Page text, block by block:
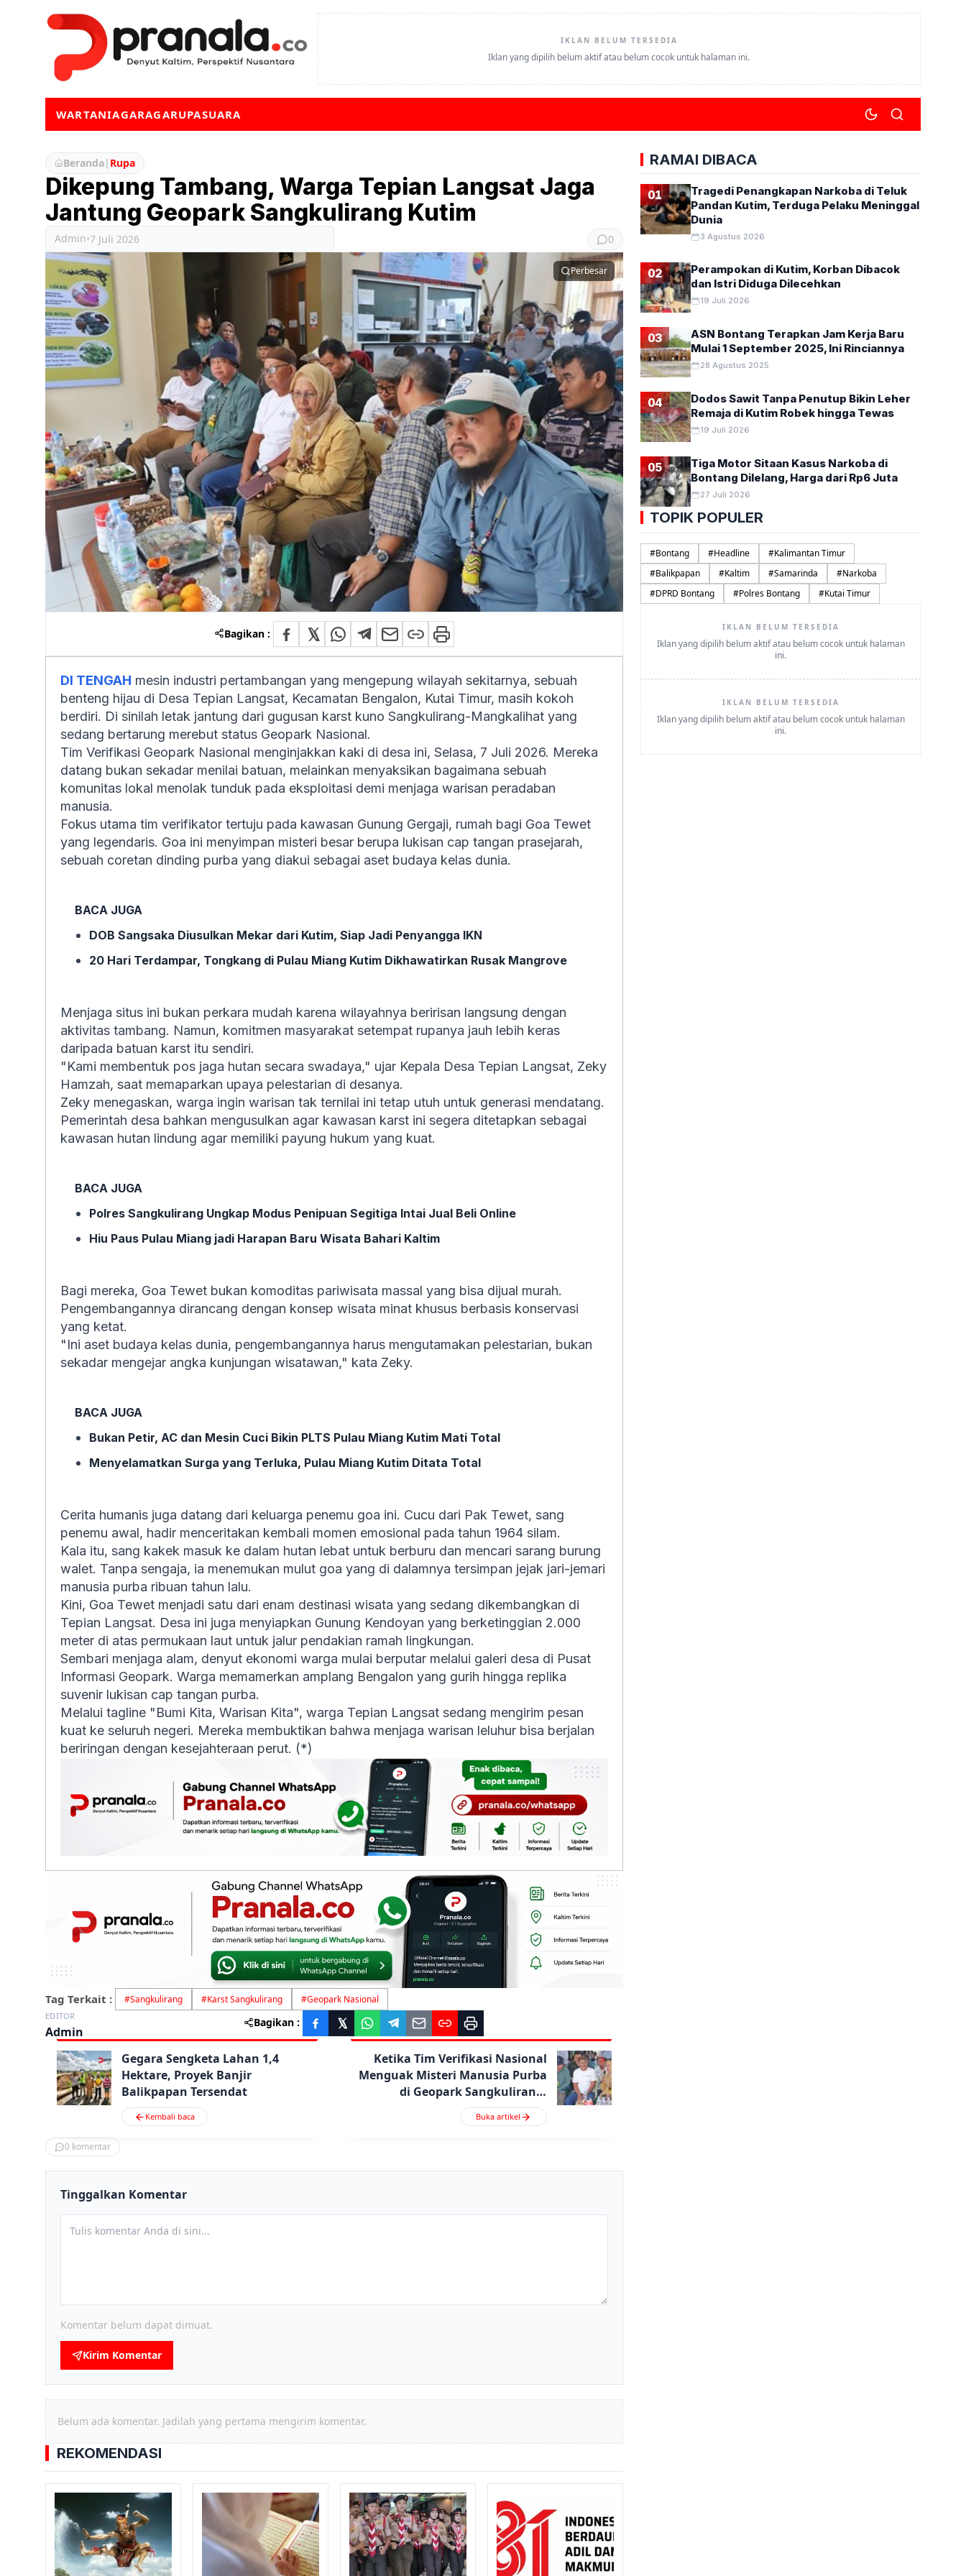
IKLAN BELUM TERSEDIA
Iklan yang dipilih belum aktif atau belum cocok untuk halaman ini.
WARTANIAGARAGARUPASUARA
Beranda| Rupa
Dikepung Tambang, Warga Tepian Langsat Jaga
Jantung Geopark Sangkulirang Kutim
Admin•7 Juli 2026 0
Perbesar
Bagikan :
DI TENGAH mesin industri pertambangan yang mengepung wilayah sekitarnya, sebuah
benteng hijau di Desa Tepian Langsat, Kecamatan Bengalon, Kutai Timur, masih kokoh
berdiri. Di sinilah letak jantung dari gugusan karst kuno Sangkulirang-Mangkalihat yang
sedang bertarung merebut status Geopark Nasional.
Tim Verifikasi Geopark Nasional menginjakkan kaki di desa ini, Selasa, 7 Juli 2026. Mereka
datang bukan sekadar menilai batuan, melainkan menyaksikan bagaimana sebuah
komunitas lokal menolak tunduk pada eksploitasi demi menjaga warisan peradaban
manusia.
Fokus utama tim verifikator tertuju pada kawasan Gunung Gergaji, rumah bagi Goa Tewet
yang legendaris. Goa ini menyimpan misteri besar berupa lukisan cap tangan prasejarah,
sebuah coretan dinding purba yang diakui sebagai aset budaya kelas dunia.
BACA JUGA
DOB Sangsaka Diusulkan Mekar dari Kutim, Siap Jadi Penyangga IKN
20 Hari Terdampar, Tongkang di Pulau Miang Kutim Dikhawatirkan Rusak Mangrove
Menjaga situs ini bukan perkara mudah karena wilayahnya beririsan langsung dengan
aktivitas tambang. Namun, komitmen masyarakat setempat rupanya jauh lebih keras
daripada batuan karst itu sendiri.
"Kami membentuk pos jaga hutan secara swadaya," ujar Kepala Desa Tepian Langsat, Zeky
Hamzah, saat memaparkan upaya pelestarian di desanya.
Zeky menegaskan, warga ingin warisan tak ternilai ini tetap utuh untuk generasi mendatang.
Pemerintah desa bahkan mengusulkan agar kawasan karst ini segera ditetapkan sebagai
kawasan hutan lindung agar memiliki payung hukum yang kuat.
BACA JUGA
Polres Sangkulirang Ungkap Modus Penipuan Segitiga Intai Jual Beli Online
Hiu Paus Pulau Miang jadi Harapan Baru Wisata Bahari Kaltim
Bagi mereka, Goa Tewet bukan komoditas pariwisata massal yang bisa dijual murah.
Pengembangannya dirancang dengan konsep wisata minat khusus berbasis konservasi
yang ketat.
"Ini aset budaya kelas dunia, pengembangannya harus mengutamakan pelestarian, bukan
sekadar mengejar angka kunjungan wisatawan," kata Zeky.
BACA JUGA
Bukan Petir, AC dan Mesin Cuci Bikin PLTS Pulau Miang Kutim Mati Total
Menyelamatkan Surga yang Terluka, Pulau Miang Kutim Ditata Total
Cerita humanis juga datang dari keluarga penemu goa ini. Cucu dari Pak Tewet, sang
penemu awal, hadir menceritakan kembali momen emosional pada tahun 1964 silam.
Kala itu, sang kakek masuk ke dalam hutan lebat untuk berburu dan mencari sarang burung
walet. Tanpa sengaja, ia menemukan mulut goa yang di dalamnya tersimpan jejak jari-jemari
manusia purba ribuan tahun lalu.
Kini, Goa Tewet menjadi satu dari enam destinasi wisata yang sedang dikembangkan di
Tepian Langsat. Desa ini juga menyiapkan Gunung Kendoyan yang berketinggian 2.000
meter di atas permukaan laut untuk jalur pendakian ramah lingkungan.
Sembari menjaga alam, denyut ekonomi warga mulai berputar melalui galeri desa di Pusat
Informasi Geopark. Warga memamerkan amplang Bengalon yang gurih hingga replika
suvenir lukisan cap tangan purba.
Melalui tagline "Bumi Kita, Warisan Kita", warga Tepian Langsat sedang mengirim pesan
kuat ke seluruh negeri. Mereka membuktikan bahwa menjaga warisan leluhur bisa berjalan
beriringan dengan kesejahteraan perut. (*)
Tag Terkait : #Sangkulirang #Karst Sangkulirang #Geopark Nasional
EDITOR
Admin
Bagikan :
Gegara Sengketa Lahan 1,4
Hektare, Proyek Banjir
Balikpapan Tersendat
Kembali baca
Ketika Tim Verifikasi Nasional
Menguak Misteri Manusia Purba
di Geopark Sangkulirang-
Mangkalihat
Buka artikel
0 komentar
Tinggalkan Komentar
Komentar belum dapat dimuat.
Kirim Komentar
Belum ada komentar. Jadilah yang pertama mengirim komentar.
REKOMENDASI
RAMAI DIBACA
01
Tragedi Penangkapan Narkoba di Teluk
Pandan Kutim, Terduga Pelaku Meninggal
Dunia
3 Agustus 2026
02
Perampokan di Kutim, Korban Dibacok
dan Istri Diduga Dilecehkan
19 Juli 2026
03
ASN Bontang Terapkan Jam Kerja Baru
Mulai 1 September 2025, Ini Rinciannya
28 Agustus 2025
04
Dodos Sawit Tanpa Penutup Bikin Leher
Remaja di Kutim Robek hingga Tewas
19 Juli 2026
05
Tiga Motor Sitaan Kasus Narkoba di
Bontang Dilelang, Harga dari Rp6 Juta
27 Juli 2026
TOPIK POPULER
#Bontang #Headline #Kalimantan Timur
#Balikpapan #Kaltim #Samarinda #Narkoba
#DPRD Bontang #Polres Bontang #Kutai Timur
IKLAN BELUM TERSEDIA
Iklan yang dipilih belum aktif atau belum cocok untuk halaman
ini.
IKLAN BELUM TERSEDIA
Iklan yang dipilih belum aktif atau belum cocok untuk halaman
ini.